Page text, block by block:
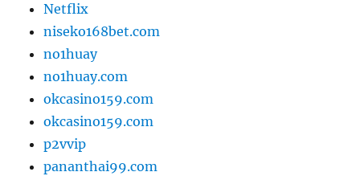
Netflix
niseko168bet.com
no1huay
no1huay.com
okcasino159.com
okcasino159.com
p2vvip
pananthai99.com